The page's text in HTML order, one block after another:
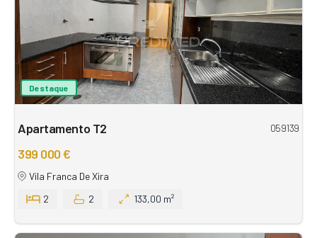
Destaque
Apartamento T2 059139
399 000 €
Vila Franca De Xira
2
2 133,00 m²